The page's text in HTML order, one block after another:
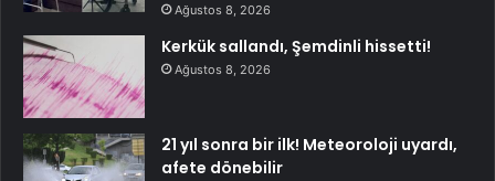
Ağustos 8, 2026
Kerkük sallandı, Şemdinli hissetti!
Ağustos 8, 2026
21 yıl sonra bir ilk! Meteoroloji uyardı,
afete dönebilir